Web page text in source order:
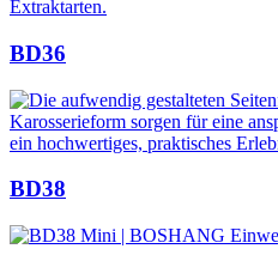
BD36
BD38